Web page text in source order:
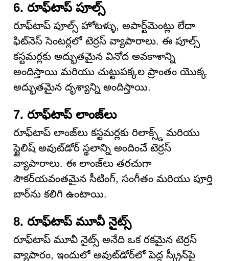
6. రూఫ్‌టాప్ పూల్స్
రూఫ్‌టాప్ పూల్స్ హోటళ్ళు, అపార్ట్‌మెంట్లు లేదా
ఫిట్‌నెస్ సెంటర్లలో టెర్రస్ వ్యాపారాలు. ఈ పూల్స్
కస్టమర్లకు అద్భుతమైన వినోద అవకాశాన్ని
అందిస్తాయి మరియు చుట్టుపక్కల ప్రాంతం యొక్క
అద్భుతమైన దృశ్యాన్ని అందిస్తాయి.
7. రూఫ్‌టాప్ లాంజ్‌లు
రూఫ్‌టాప్ లాంజ్‌లు కస్టమర్లకు రిలాక్స్డ్ మరియు
స్టైలిష్ అవుట్‌డోర్ స్థలాన్ని అందించే టెర్రస్
వ్యాపారాలు. ఈ లాంజ్‌లు తరచుగా
సౌకర్యవంతమైన సీటింగ్, సంగీతం మరియు పూర్తి
బార్‌ను కలిగి ఉంటాయి.
8. రూఫ్‌టాప్ మూవీ నైట్స్
రూఫ్‌టాప్ మూవీ నైట్స్ అనేది ఒక రకమైన టెర్రస్
వ్యాపారం, ఇందులో అవుట్‌డోర్‌లో పెద్ద స్క్రీన్‌పై